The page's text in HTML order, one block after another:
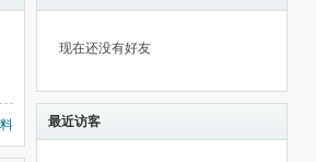
现在还没有好友
最近访客